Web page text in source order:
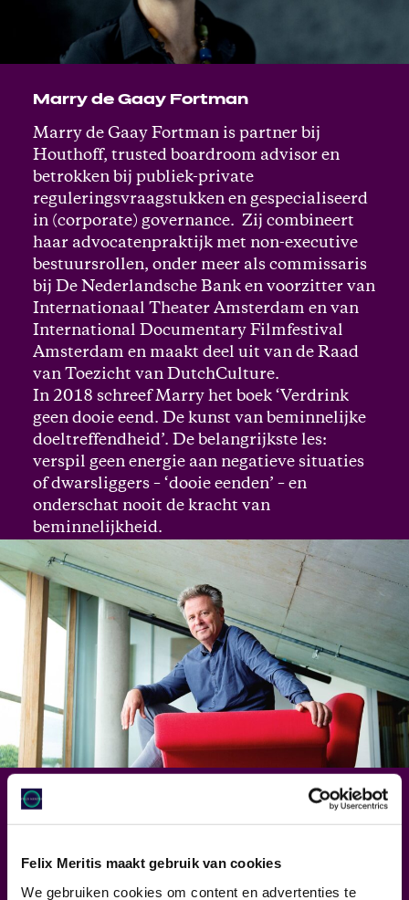
Felix Meritis maakt gebruik van cookies
We gebruiken cookies om content en advertenties te
Marry de Gaay Fortman
Marry de Gaay Fortman is partner bij
Houthoff, trusted boardroom advisor en
betrokken bij publiek-private
reguleringsvraagstukken en gespecialiseerd
in (corporate) governance. Zij combineert
haar advocatenpraktijk met non-executive
bestuursrollen, onder meer als commissaris
bij De Nederlandsche Bank en voorzitter van
Internationaal Theater Amsterdam en van
International Documentary Filmfestival
Amsterdam en maakt deel uit van de Raad
van Toezicht van DutchCulture.
In 2018 schreef Marry het boek ‘Verdrink
geen dooie eend. De kunst van beminnelijke
doeltreffendheid’. De belangrijkste les:
verspil geen energie aan negatieve situaties
of dwarsliggers – ‘dooie eenden’ – en
onderschat nooit de kracht van
beminnelijkheid.
Lennart van der Meulen
directeur van de VPRO, kijkt bij